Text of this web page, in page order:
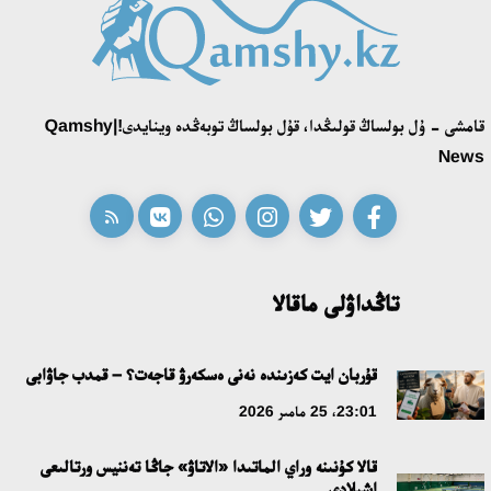
قونايەۆ قالاسىنىڭ اكىمى «سلاۆيان بازارى» بايقاۋىنىڭ جەڭىمپازى
اقەركە امالياتتى قابىلدادى
قازاق تىلىندەگى «قۇت» كونسەپتىسىنىڭ لينگۆومادەني سيپاتى
مە؟
18:16، 20 شىلدە 2026
ۇلتتىق ءارحيۆتىڭ اشىلعانىنا 20 جىل: نەگىزگى جەتىستىكتەرى مەن
قامشى - ۇل بولساڭ قولىڭدا، قۇل بولساڭ توبەڭدە وينايدى!|Qamshy
News
تاڭداۋلى ماقالا
قۇربان ايت كەزىندە نەنى ەسكەرۋ قاجەت؟ – قمدب جاۋابى
23:01، 25 مامىر 2026
قالا كۇنىنە وراي الماتىدا «الاتاۋ» جاڭا تەننيس ورتالىعى